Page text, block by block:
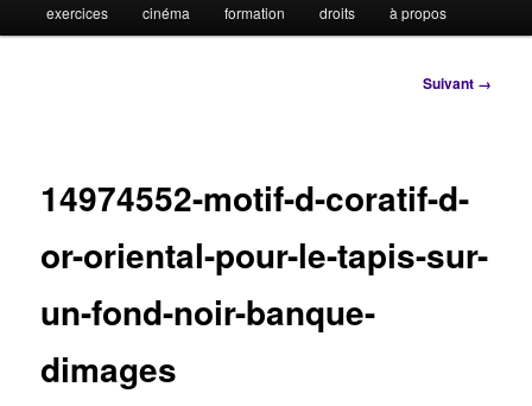
exercices cinéma formation droits à propos
Suivant →
14974552-motif-d-coratif-d-
or-oriental-pour-le-tapis-sur-
un-fond-noir-banque-
dimages